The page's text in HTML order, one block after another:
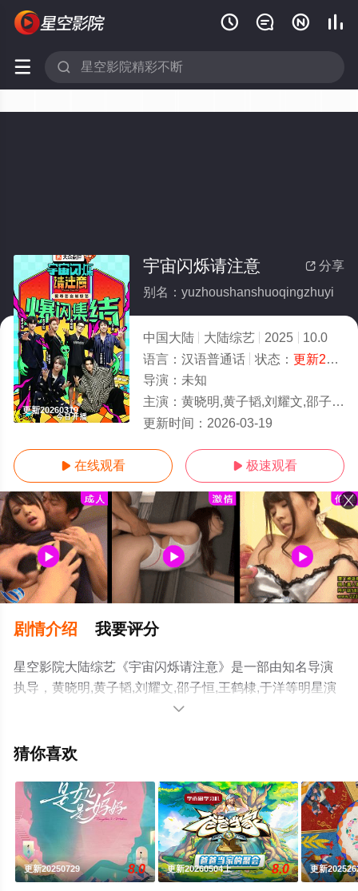
   
 
更新20260319
 分享
宇宙闪烁请注意
别名：yuzhoushanshuoqingzhuyi
中国大陆 大陆综艺 2025
10.0
语言： 汉语普通话 状态： 更新20260319
导演： 未知
主演： 黄晓明,黄子韬,刘耀文,邵子恒,王鹤棣,于洋
更新时间： 2026-03-19
 在线观看  极速观看
剧情介绍 我要评分
星空影院大陆综艺《宇宙闪烁请注意》是一部由知名导演
执导，黄晓明,黄子韬,刘耀文,邵子恒,王鹤棣,于洋等明星演
员精彩演绎的中国大陆综艺，手机免费观看高清未删减完
瓣综艺、电视猫或剧情网等平台了解。

猜你喜欢
更新20250729 8.0 更新20260504上 8.0 更新